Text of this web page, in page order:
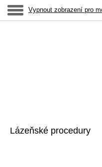
Vypnout zobrazení pro
Lázeňské procedury